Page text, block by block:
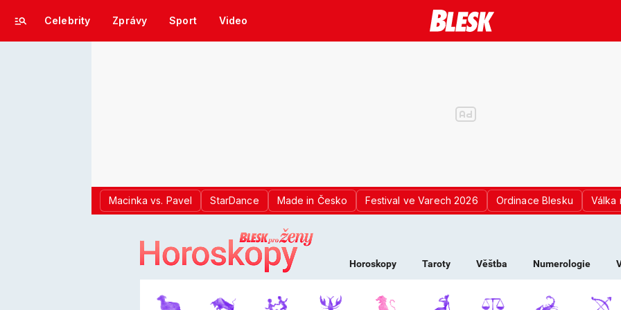
Celebrity Zprávy Sport Video
Macinka vs. Pavel StarDance Made in Česko Festival ve Varech 2026 Ordinace Blesku Válka
LOGO BLESK PRO ŽENY -
Horoskopy Taroty Věštba Numerologie